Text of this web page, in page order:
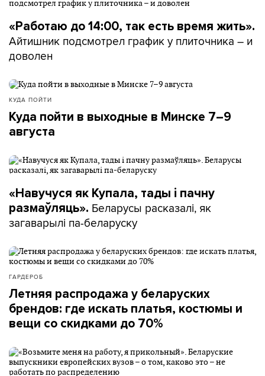
«Работаю до 14:00, так есть время жить».
Айтишник подсмотрел график у плиточника – и
доволен
КУДА ПОЙТИ
Куда пойти в выходные в Минске 7–9
августа
«Навучуся як Купала, тады і пачну
размаўляць». Беларусы расказалі, як
загаварылі па-беларуску
ГАРДЕРОБ
Летняя распродажа у беларуских
брендов: где искать платья, костюмы и
вещи со скидками до 70%